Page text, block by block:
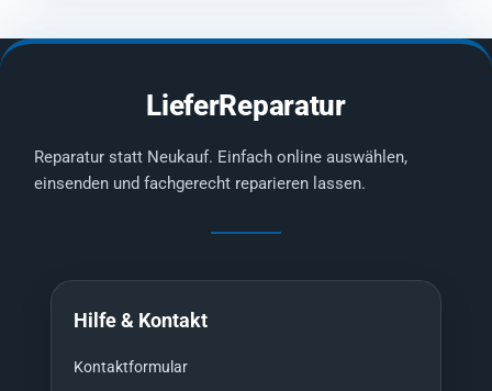
LieferReparatur
Reparatur statt Neukauf. Einfach online auswählen,
einsenden und fachgerecht reparieren lassen.
Hilfe & Kontakt
Kontaktformular